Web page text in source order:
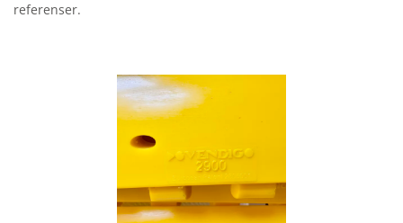
a
i
o
n
n
referenser.